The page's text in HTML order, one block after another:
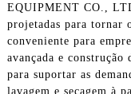
EQUIPMENT CO.,
projetadas para tornar
conveniente para
avançada e construção
para suportar as
lavagem e secagem à